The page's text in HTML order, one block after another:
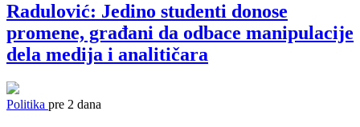
Radulović: Jedino studenti donose
promene, građani da odbace manipulacije
dela medija i analitičara
Politika pre 2 dana